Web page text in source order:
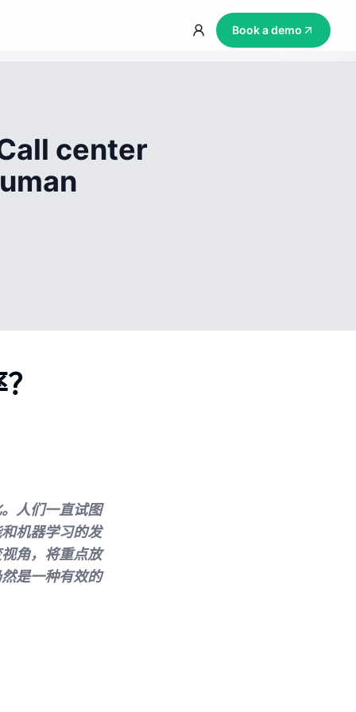
Book a demo
center
人们一直试图
机器学习的发
角，将重点放
是一种有效的